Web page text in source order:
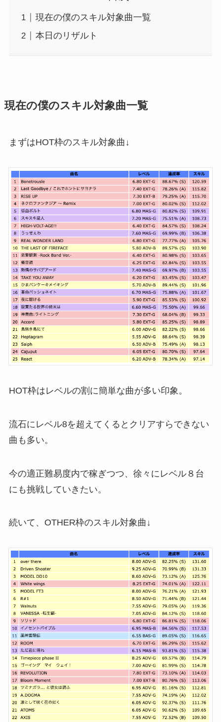
現在の僕のスキル対象曲一覧
本日のリザルト
現在の僕のスキル対象曲一覧
まずはHOT枠のスキル対象曲↓
HOT枠はレベルの割に簡単な曲が多い印象。
流石にレベル8を超えてくるとクリアすらできない
曲も多い。
今の適正難易度内で稼ぎつつ、徐々にレベル８台
にも挑戦していきたい。
続いて、OTHER枠のスキル対象曲↓